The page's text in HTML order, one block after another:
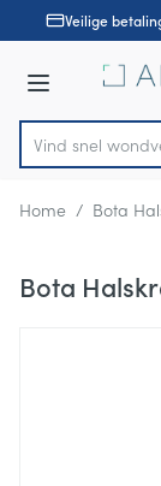
Ga naar de inhoud
1 van 1Veilige
Menu
Product, merk,
Vind snel
Home / Bota
Bota